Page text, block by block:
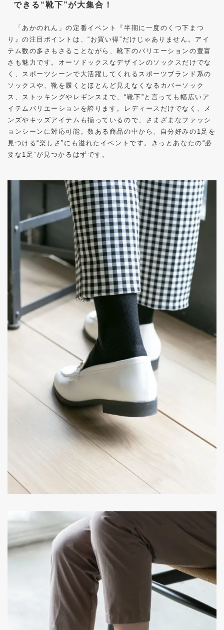
できる“靴下”が大集合！
「あかのれん」の定番イベント『半期に一度のくつ下まつ
り』の注目ポイントは、“お買い得”だけじゃありません。アイ
テム数の多さもさることながら、靴下のバリエーションの豊富
さも魅力です。オーソドックスなデザインのソックスだけでな
く、スポーツシーンで大活躍してくれるスポーツブランド系の
ソックスや、靴を履くとほとんど見えなくなるカバーソック
ス、ストッキングやレギンスまで、“靴下”と言っても幅広いア
イテムバリエーションを誇ります。レディースだけでなく、メ
ンズやキッズアイテムも揃っているので、さまざまなファッシ
ョンシーンに対応可能。数ある商品の中から、自分好みの 1足を
見つける“楽しさ”にも溢れたイベントです。きっとあなたの“必
要な 1 足”が見つかるはずです。